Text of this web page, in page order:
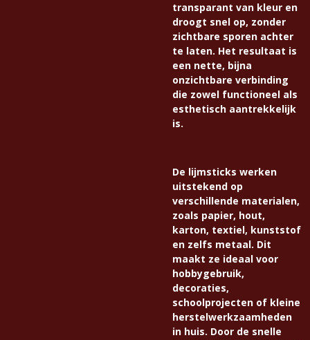
transparant van kleur en
droogt snel op, zonder
zichtbare sporen achter
te laten. Het resultaat is
een nette, bijna
onzichtbare verbinding
die zowel functioneel als
esthetisch aantrekkelijk
is.
De lijmsticks werken
uitstekend op
verschillende materialen,
zoals papier, hout,
karton, textiel, kunststof
en zelfs metaal. Dit
maakt ze ideaal voor
hobbygebruik,
decoraties,
schoolprojecten of kleine
herstelwerkzaamheden
in huis. Door de snelle